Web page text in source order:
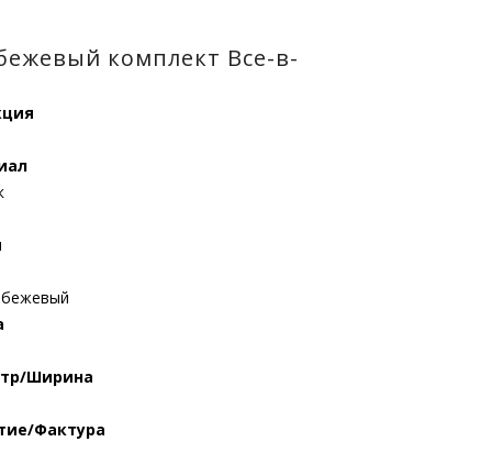
комплект Все-в-
Ширина
Фактура